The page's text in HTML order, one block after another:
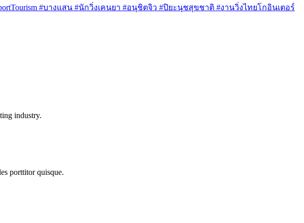
#บางแสน #นักวิ่งเคนยา #อนุชิตจิว #ปิยะนุชสุขชาติ #งานวิ่งไทยโกอินเตอร์
industry.
porttitor quisque.